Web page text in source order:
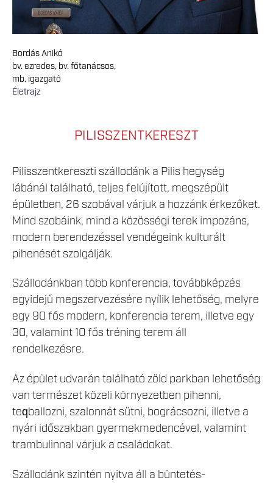
Bordás Anikó
bv. ezredes, bv. főtanácsos,
mb. igazgató
Életrajz
PILISSZENTKERESZT
Pilisszentkereszti szállodánk a Pilis hegység
lábánál található, teljes felújított, megszépült
épületben, 26 szobával várjuk a hozzánk érkezőket.
Mind szobáink, mind a közösségi terek impozáns,
modern berendezéssel vendégeink kulturált
pihenését szolgálják.
Szállodánkban több konferencia, továbbképzés
egyidejű megszervezésére nyílik lehetőség, melyre
egy 90 fős modern, konferencia terem, illetve egy
30, valamint 10 fős tréning terem áll
rendelkezésre.
Az épület udvarán található zöld parkban lehetőség
van természet közeli környezetben pihenni,
teqballozni, szalonnát sütni, bográcsozni, illetve a
nyári időszakban gyermekmedencével, valamint
trambulinnal várjuk a családokat.
Szállodánk szintén nyitva áll a büntetés-